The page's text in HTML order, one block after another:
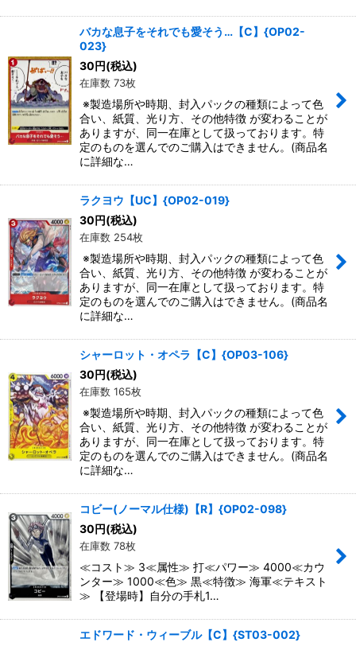
バカな息子をそれでも愛そう…【C】{OP02-
023}
30円(税込)
在庫数 73枚
※製造場所や時期、封入パックの種類によって色
合い、紙質、光り方、その他特徴 が変わることが
ありますが、同一在庫として扱っております。特
定のものを選んでのご購入はできません。(商品名
に詳細な…
ラクヨウ【UC】{OP02-019}
30円(税込)
在庫数 254枚
※製造場所や時期、封入パックの種類によって色
合い、紙質、光り方、その他特徴 が変わることが
ありますが、同一在庫として扱っております。特
定のものを選んでのご購入はできません。(商品名
に詳細な…
シャーロット・オペラ【C】{OP03-106}
30円(税込)
在庫数 165枚
※製造場所や時期、封入パックの種類によって色
合い、紙質、光り方、その他特徴 が変わることが
ありますが、同一在庫として扱っております。特
定のものを選んでのご購入はできません。(商品名
に詳細な…
コビー(ノーマル仕様)【R】{OP02-098}
30円(税込)
在庫数 78枚
≪コスト≫ 3≪属性≫ 打≪パワー≫ 4000≪カウ
ンター≫ 1000≪色≫ 黒≪特徴≫ 海軍≪テキスト
≫ 【登場時】自分の手札1…
エドワード・ウィーブル【C】{ST03-002}